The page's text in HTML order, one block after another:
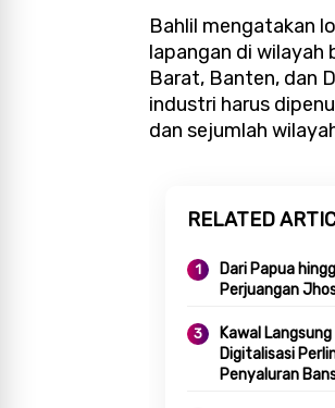
Bahlil mengatakan
lapangan di wilayah
Barat, Banten, dan
industri harus
dan sejumlah
RELATED
Dari Papua
Perjuangan
Kawal
Digitalisasi
Penyaluran